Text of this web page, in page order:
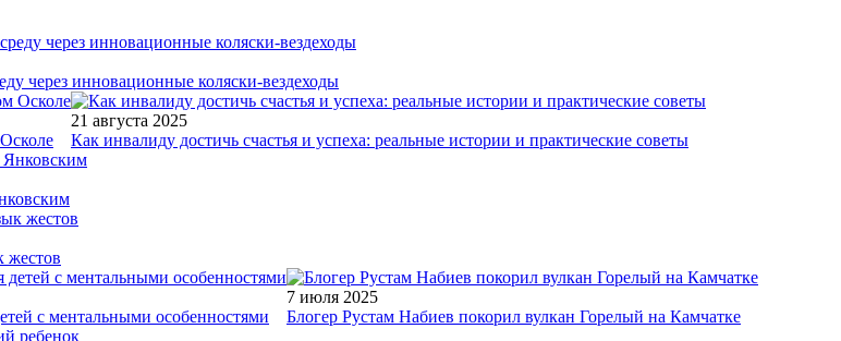
через инновационные коляски-вездеходы
21 августа 2025
Как инвалиду достичь счастья и успеха: реальные истории и практические советы
жестов
с ментальными особенностями
7 июля 2025
Блогер Рустам Набиев покорил вулкан Горелый на Камчатке